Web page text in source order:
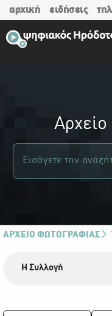
αρχική ειδήσεις
ΑΡΧΕΙΟ ΦΩΤΟΓΡΑΦΙΑΣ
Η Συλλογή